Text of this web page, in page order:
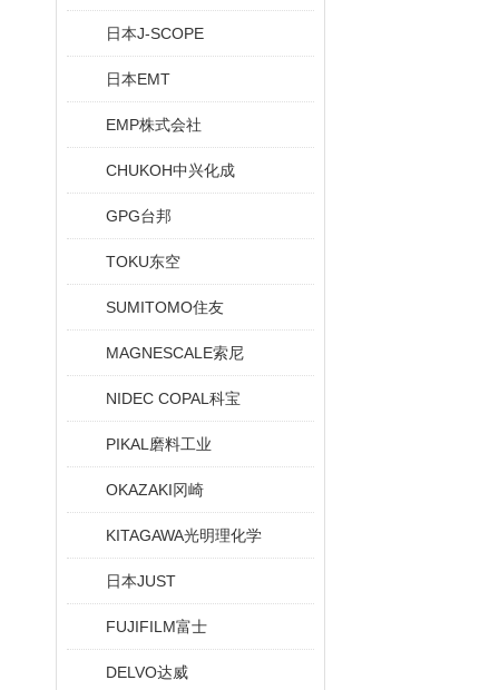
日本J-SCOPE
日本EMT
EMP株式会社
CHUKOH中兴化成
GPG台邦
TOKU东空
SUMITOMO住友
MAGNESCALE索尼
NIDEC COPAL科宝
PIKAL磨料工业
OKAZAKI冈崎
KITAGAWA光明理化学
日本JUST
FUJIFILM富士
DELVO达威